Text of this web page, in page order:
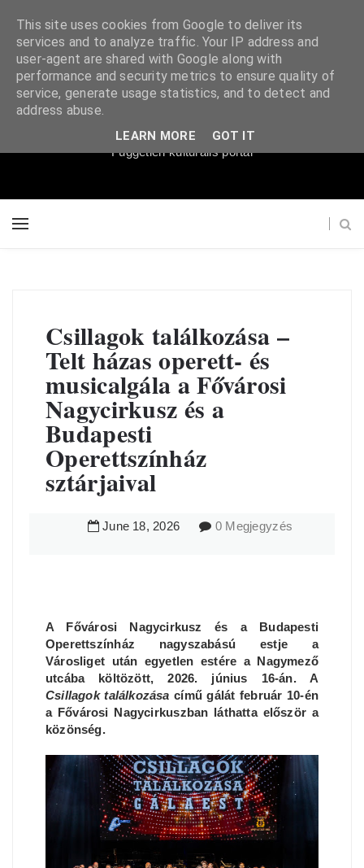
Súgópéldány
Független kulturális portál
Csillagok találkozása –
Telt házas operett- és
musicalgála a Fővárosi
Nagycirkusz és a
Budapesti
Operettszínház
sztárjaival
June 18, 2026 0 Megjegyzés
A Fővárosi Nagycirkusz és a Budapesti
Operettszínház nagyszabású estje a
Városliget után egyetlen estére a Nagymező
utcába költözött, 2026. június 16-án. A
Csillagok találkozása című gálát február 10-én
a Fővárosi Nagycirkuszban láthatta először a
közönség.
This site uses cookies from Google to deliver its
services and to analyze traffic. Your IP address and
user-agent are shared with Google along with
performance and security metrics to ensure quality of
service, generate usage statistics, and to detect and
address abuse.
LEARN MORE GOT IT